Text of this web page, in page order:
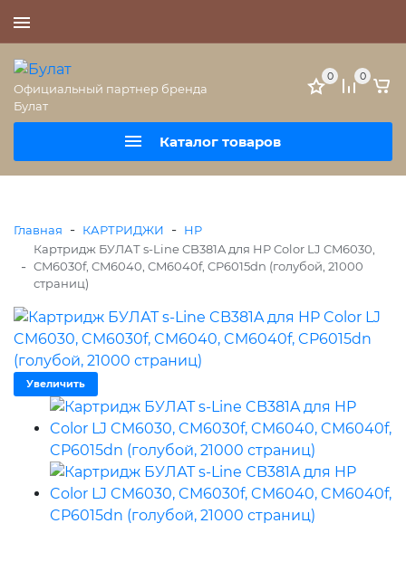
Официальный партнер бренда
Булат
Каталог товаров
0 0
Главная - КАРТРИДЖИ - HP
-
Картридж БУЛАТ s-Line CB381A для HP Color LJ CM6030,
CM6030f, CM6040, CM6040f, CP6015dn (голубой, 21000
страниц)
Увеличить